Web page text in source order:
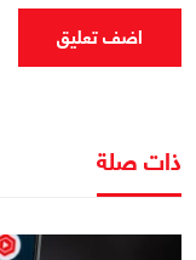
اضف تعليق
ذات صلة